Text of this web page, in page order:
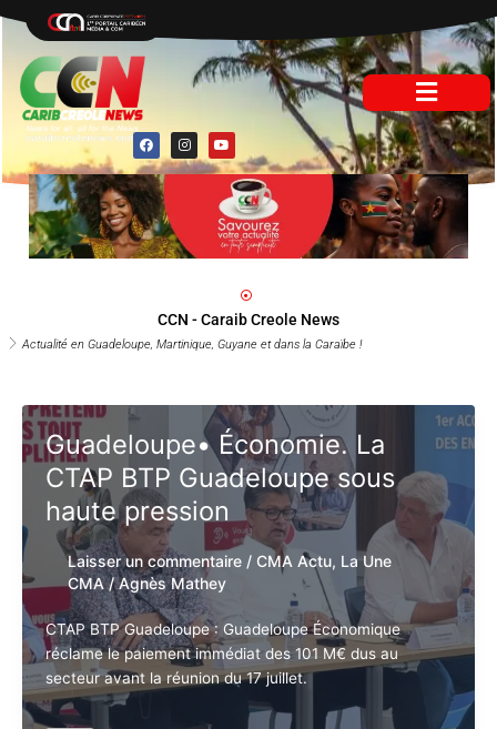
contenu
F
a
c
e
b
o
o
k
I
n
s
t
m
Y
o
u
t
b
e
Actualité en Guadeloupe, Martinique, Guyane et dans la Caraïbe !
CCN - Caraib Creole News
Guadeloupe• Économie. La
CTAP BTP Guadeloupe sous
haute pression
Laisser un commentaire / CMA Actu, La Une
CMA/Agnès Mathey
CTAP BTP Guadeloupe : Guadeloupe Économique
réclame le paiement immédiat des 101 M€ dus au
secteur avant la réunion du 17 juillet.